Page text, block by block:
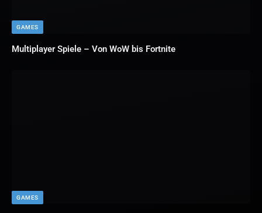
GAMES
Multiplayer Spiele – Von WoW bis Fortnite
GAMES